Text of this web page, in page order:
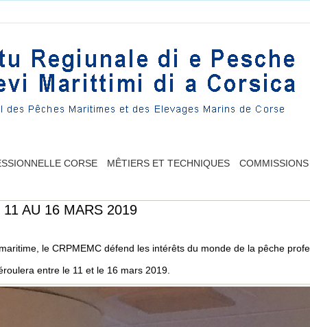
CORSE MÊTIERS ET TECHNIQUES
AU 16 MARS 2019
le CRPMEMC défend les intérêts du monde de la pêche
entre le 11 et le 16 mars 2019.